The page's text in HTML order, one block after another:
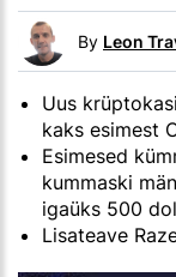
By Leon
Uus
kaks esimest
Esimesed
kummaski
igaüks 500
Lisateave